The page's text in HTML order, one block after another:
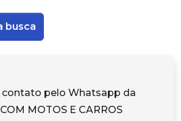
busca
contato pelo Whatsapp da
MOTOS E CARROS